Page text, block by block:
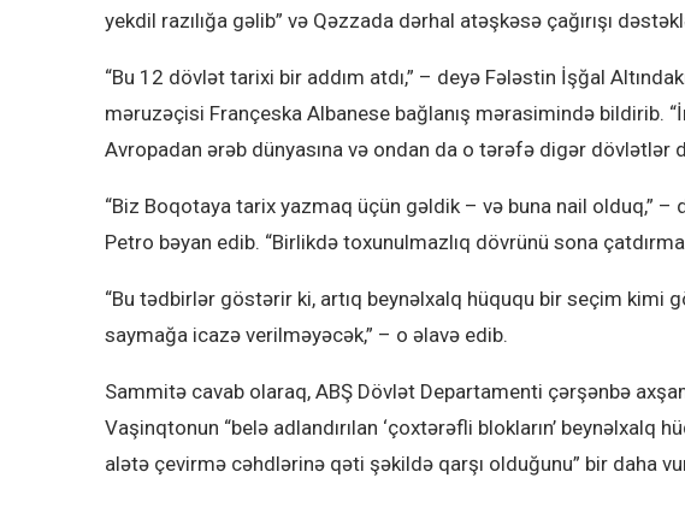
yekdil razılığa gəlib” və Qəzzada dərhal atəşkəsə çağırışı
“Bu 12 dövlət tarixi bir addım atdı,” – deyə Fələstin İşğal
məruzəçisi Françeska Albanese bağlanış mərasimində bildirib.
Avropadan ərəb dünyasına və ondan da o tərəfə digər dövlətlər
“Biz Boqotaya tarix yazmaq üçün gəldik – və buna nail olduq,”
Petro bəyan edib. “Birlikdə toxunulmazlıq dövrünü sona
“Bu tədbirlər göstərir ki, artıq beynəlxalq hüququ bir seçim kimi
saymağa icazə verilməyəcək,” – o əlavə edib.
Sammitə cavab olaraq, ABŞ Dövlət Departamenti çərşənbə
Vaşinqtonun “belə adlandırılan ‘çoxtərəfli blokların’ beynəlxalq
alətə çevirmə cəhdlərinə qəti şəkildə qarşı olduğunu” bir daha